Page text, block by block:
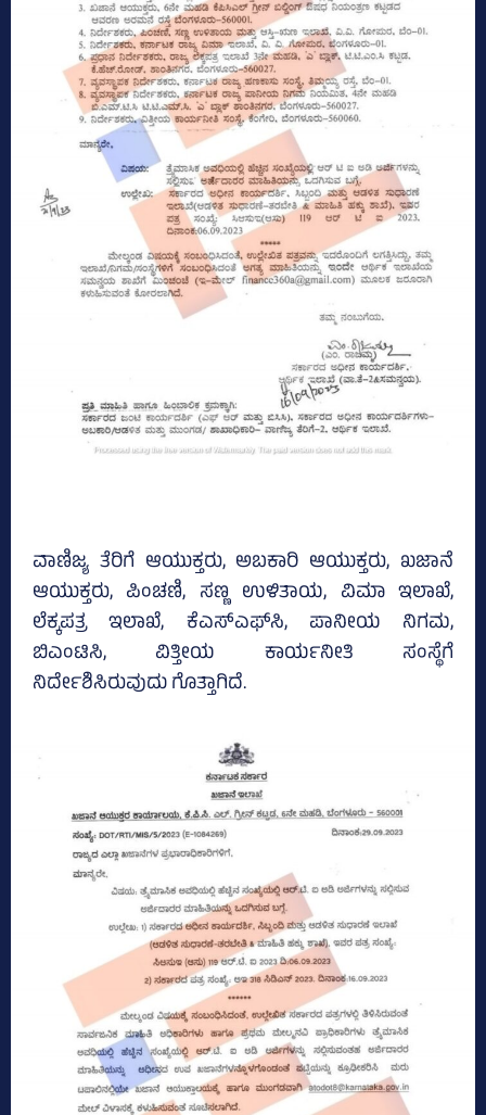
ವಾಣಿಜ್ಯ ತೆರಿಗೆ ಆಯುಕ್ತರು, ಅಬಕಾರಿ ಆಯುಕ್ತರು, ಖಜಾನೆ
ಆಯುಕ್ತರು, ಪಿಂಚಣಿ, ಸಣ್ಣ ಉಳಿತಾಯ, ವಿಮಾ ಇಲಾಖೆ,
ಲೆಕ್ಕಪತ್ರ ಇಲಾಖೆ, ಕೆಎಸ್‌ಎಫ್‌ಸಿ, ಪಾನೀಯ ನಿಗಮ,
ಬಿಎಂಟಿಸಿ, ವಿತ್ತೀಯ ಕಾರ್ಯನೀತಿ ಸಂಸ್ಥೆಗೆ
ನಿರ್ದೇಶಿಸಿರುವುದು ಗೊತ್ತಾಗಿದೆ.